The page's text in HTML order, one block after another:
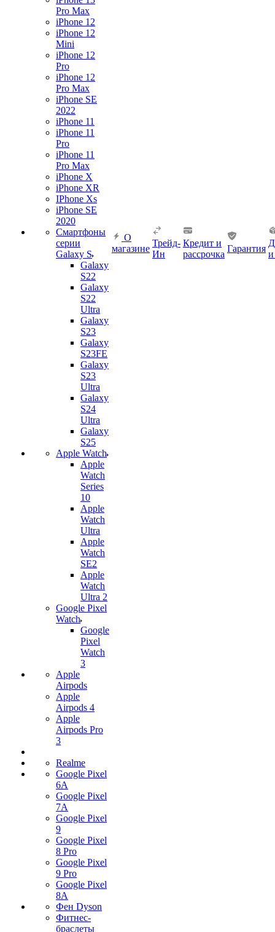
Pro Max
iPhone 12
iPhone 12
Mini
iPhone 12
Pro
iPhone 12
Pro Max
iPhone SE
2022
iPhone 11
iPhone 11
Pro
iPhone 11
Pro Max
iPhone X
iPhone XR
IPhone Xs
iPhone SE
2020
Смартфоны
серии
Galaxy S
Galaxy
S22
Galaxy
S22
Ultra
Galaxy
S23
Galaxy
S23FE
Galaxy
S23
Ultra
Galaxy
S24
Ultra
Galaxy
S25
Apple Watch
Apple
Watch
Series
10
Apple
Watch
Ultra
Apple
Watch
SE2
Apple
Watch
Ultra 2
Google Pixel
Watch
Google
Pixel
Watch
3
Apple
Airpods
Apple
Airpods 4
Apple
Airpods Pro
3
Realme
Google Pixel
6A
Google Pixel
7А
Google Pixel
9
Google Pixel
8 Pro
Google Pixel
9 Pro
Google Pixel
8A
Фен Dyson
Фитнес-
браслеты
О
магазине
Трейд-
Ин
Кредит и
рассрочка
Гарантия
и